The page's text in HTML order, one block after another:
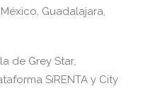
Guadalajara,
de Grey Star,
SíRENTA y City